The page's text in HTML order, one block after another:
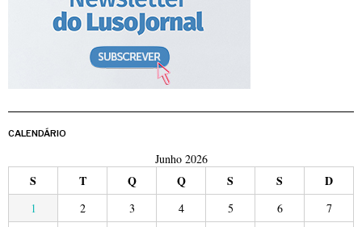
CALENDÁRIO
Junho 2026
S T Q Q S S D
1 2 3 4 5 6
7